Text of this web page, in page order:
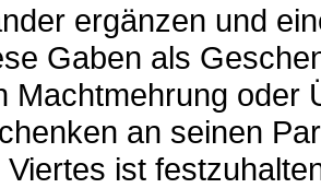
ergänzen und
Gaben als
Machtmehrung oder
an seinen
ist